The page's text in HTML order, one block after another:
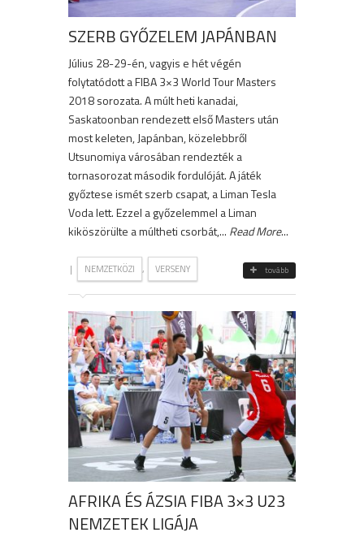
SZERB GYŐZELEM JAPÁNBAN
Július 28-29-én, vagyis e hét végén
folytatódott a FIBA 3×3 World Tour Masters
2018 sorozata. A múlt heti kanadai,
Saskatoonban rendezett első Masters után
most keleten, Japánban, közelebbről
Utsunomiya városában rendezték a
tornasorozat második fordulóját. A játék
győztese ismét szerb csapat, a Liman Tesla
Voda lett. Ezzel a győzelemmel a Liman
kiköszörülte a múltheti csorbát,... Read More...
| NEMZETKÖZI , VERSENY tovább
AFRIKA ÉS ÁZSIA FIBA 3×3 U23
NEMZETEK LIGÁJA